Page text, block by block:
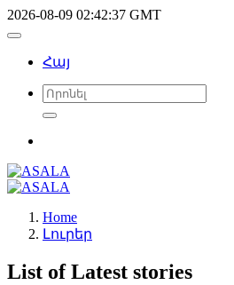
2026-08-09 02:42:37 GMT
Հայ
Home
Լուրեր
List of Latest stories